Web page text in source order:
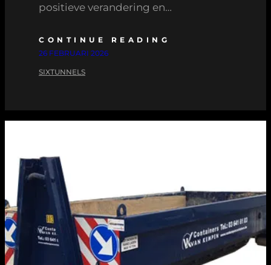
positieve verandering en…
CONTINUE READING
26 FEBRUARI 2026
SIXTUNNELS